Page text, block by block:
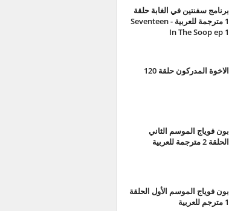
برنامج سفنتين في الغابة حلقة
1 مترجمة للعربية - Seventeen
In The Soop ep 1
الاخوة المدركون حلقة 120
بون فوياج الموسم الثاني
الحلقة 2 مترجمة للعربية
بون فوياج الموسم الأول الحلقة
1 مترجم للعربية